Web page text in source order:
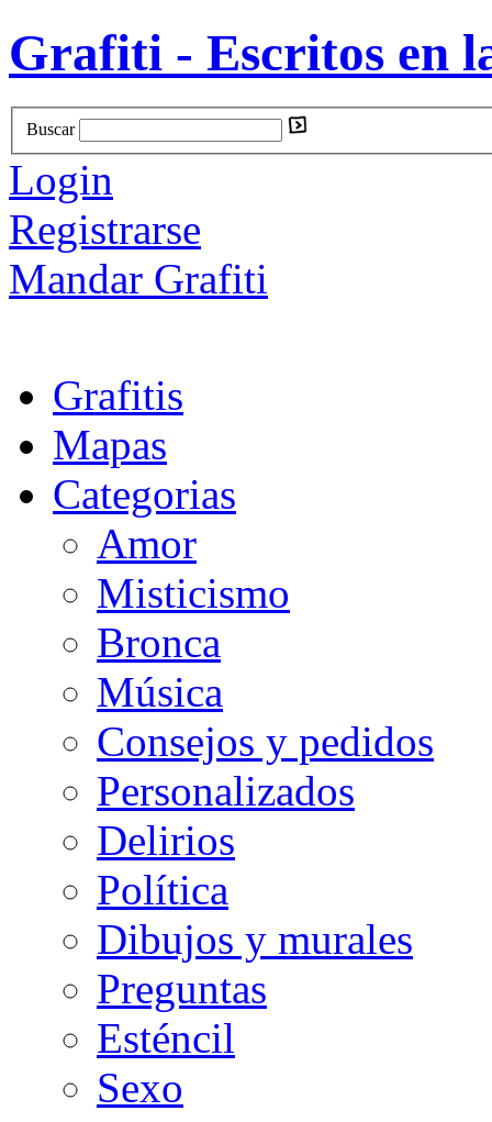
Grafiti - Escritos en
Buscar
Login
Registrarse
Mandar Grafiti
Grafitis
Mapas
Categorias
Amor
Misticismo
Bronca
Música
Consejos y pedidos
Personalizados
Delirios
Política
Dibujos y murales
Preguntas
Esténcil
Sexo